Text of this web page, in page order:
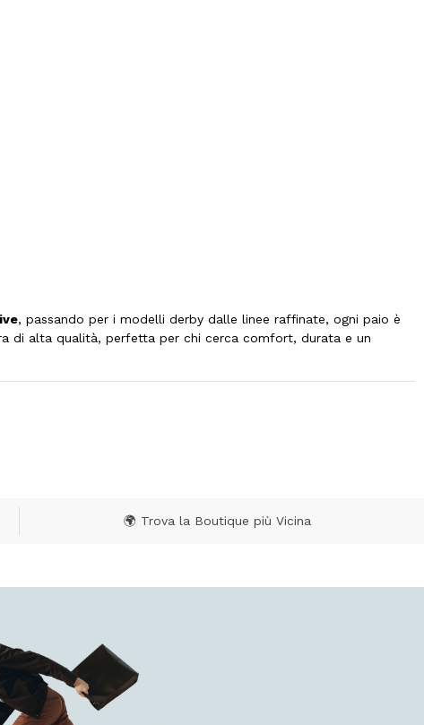
, passando per i modelli derby dalle linee raffinate, ogni paio è
di alta qualità, perfetta per chi cerca comfort, durata e un
🌍 Trova la Boutique più Vicina